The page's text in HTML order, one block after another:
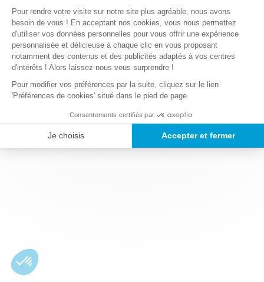
Plateforme de Gestion du
Pour rendre votre visite sur notre site plus agréable, nous avons
besoin de vous ! En acceptant nos cookies, vous nous permettez
d'utiliser vos données personnelles pour vous offrir une expérience
personnalisée et délicieuse à chaque clic en vous proposant
notamment des contenus et des publicités adaptés à vos centres
d'intérêts ! Alors laissez-nous vous surprendre !
Pour modifier vos préférences par la suite, cliquez sur le lien
'Préférences de cookies' situé dans le pied de page.
Consentements certifiés par
Je choisis Accepter et fermer
Axeptio consent